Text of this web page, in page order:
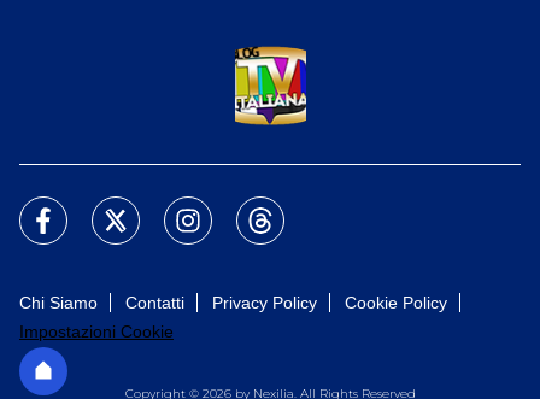
Chi Siamo Contatti Privacy Policy
Cookie Policy
Impostazioni Cookie
Copyright © 2026 by Nexilia. All Rights Reserved